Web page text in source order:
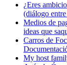
¿Eres
(diálogo
Medios de
ideas que
Carros de
My host